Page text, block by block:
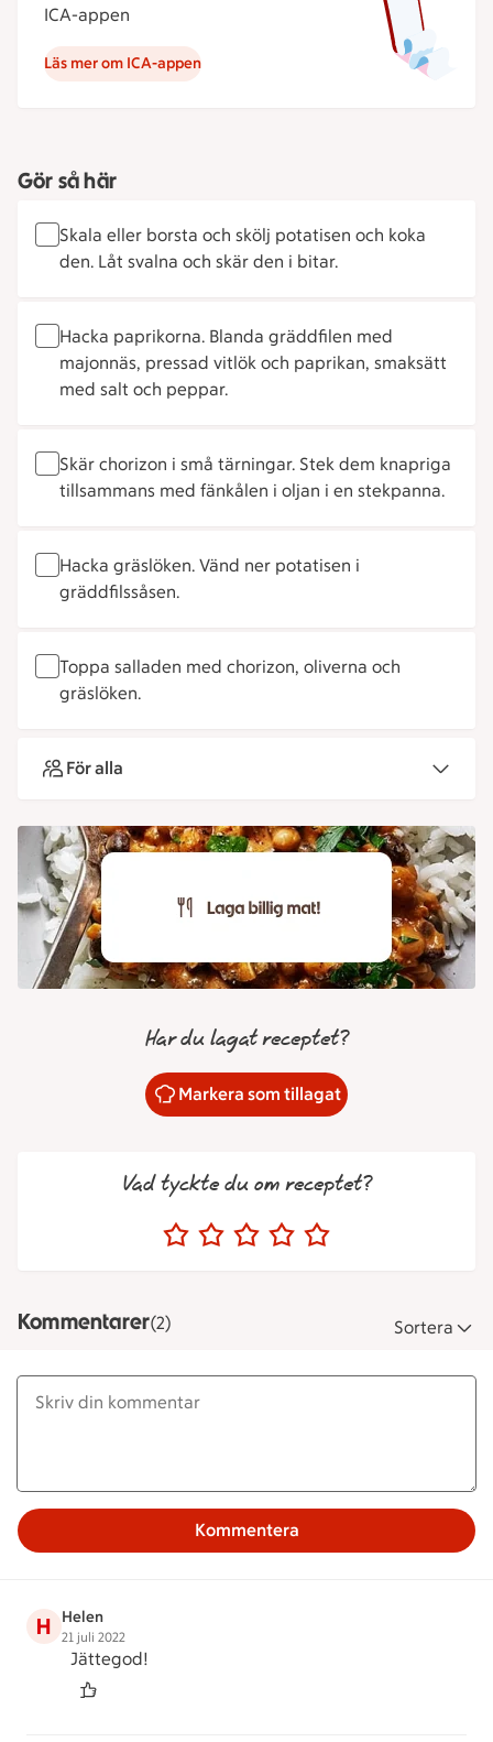
ICA-appen
Läs mer om ICA-appen
Gör så här
Skala eller borsta och skölj potatisen och koka
den. Låt svalna och skär den i bitar.
Hacka paprikorna. Blanda gräddfilen med
majonnäs, pressad vitlök och paprikan, smaksätt
med salt och peppar.
Skär chorizon i små tärningar. Stek dem knapriga
tillsammans med fänkålen i oljan i en stekpanna.
Hacka gräslöken. Vänd ner potatisen i
gräddfilssåsen.
Toppa salladen med chorizon, oliverna och
gräslöken.
För alla
Har du lagat receptet?
Markera som tillagat
Vad tyckte du om receptet?
Kommentarer(2) Sortera
Kommentera
H Helen
21 juli 2022
Jättegod!